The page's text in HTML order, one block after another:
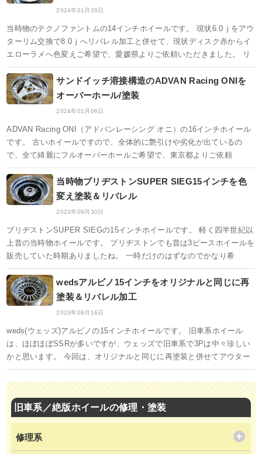
2024年01月26日
当時物のテクノファントムの14インチホイールです。 現状6.0ｊをアウ
ターリム交換で8.0ｊへリバレル加工と併せて、現状ディスク赤からイ
エローラメへ色変えご希望で、愛媛県よりご依頼いただきました。 リ
サンドイッチ溶接構造のADVAN Racing ONIを
オーバーホール/塗装
2024年01月06日
ADVAN Racing ONI（アドバンレーシング オニ）の16インチホイール
です。 古いホイールですので、全体的に艶引けや劣化が出ているの
で、全て綺麗にフルオーバーホールご希望で、東京都よりご依頼
当時物ブリヂストンSUPER SIEG15インチを色
変え塗装＆リバレル
2023年09月30日
ブリヂストンSUPER SIEGの15インチホイールです。 軽く四半世紀以
上昔の当時物ホイールです。 ブリヂストンでも昔は3ピースホイールを
販売していた時期ありましたね。 一時だけのはずなのでかなり希
wedsアルビノ15インチをオリジナルと同じに再
塗装＆リバレル加工
2023年09月16日
weds(ウェッズ)アルビノの15インチホイールです。 旧車系ホイール
は、ほぼほぼSSRが多いですが、ウェッズで旧車系で3Pは中々珍しい
かと思います。 今回は、オリジナルと同じに再塗装と併せてアウター
旧車系／絶版ホイールの修理・塗装
修理系